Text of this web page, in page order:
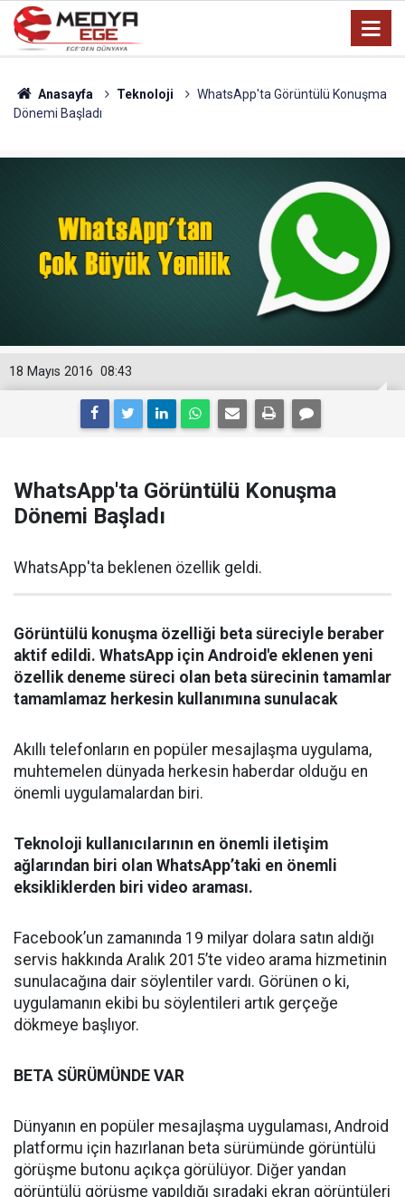
Anasayfa Teknoloji
WhatsApp'ta Görüntülü Konuşma
Dönemi Başladı
08:43
18 Mayıs 2016
WhatsApp'ta Görüntülü Konuşma
Dönemi Başladı
WhatsApp'ta beklenen özellik geldi.
Görüntülü konuşma özelliği beta süreciyle beraber
aktif edildi. WhatsApp için Android'e eklenen yeni
özellik deneme süreci olan beta sürecinin tamamlar
tamamlamaz herkesin kullanımına sunulacak
Akıllı telefonların en popüler mesajlaşma uygulama,
muhtemelen dünyada herkesin haberdar olduğu en
önemli uygulamalardan biri.
Teknoloji kullanıcılarının en önemli iletişim
ağlarından biri olan WhatsApp’taki en önemli
eksikliklerden biri video araması.
Facebook’un zamanında 19 milyar dolara satın aldığı
servis hakkında Aralık 2015’te video arama hizmetinin
sunulacağına dair söylentiler vardı. Görünen o ki,
uygulamanın ekibi bu söylentileri artık gerçeğe
dökmeye başlıyor.
BETA SÜRÜMÜNDE VAR
Dünyanın en popüler mesajlaşma uygulaması, Android
platformu için hazırlanan beta sürümünde görüntülü
görüşme butonu açıkça görülüyor. Diğer yandan
görüntülü görüşme yapıldığı sıradaki ekran görüntüleri